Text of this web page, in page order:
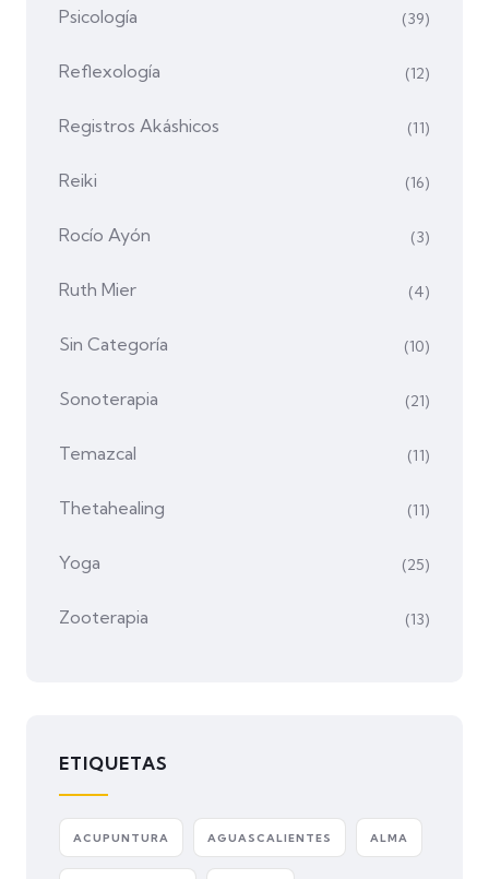
Psicología (39)
Reflexología (12)
Registros Akáshicos (11)
Reiki (16)
Rocío Ayón (3)
Ruth Mier (4)
Sin Categoría (10)
Sonoterapia (21)
Temazcal (11)
Thetahealing (11)
Yoga (25)
Zooterapia (13)
ETIQUETAS
ACUPUNTURA AGUASCALIENTES ALMA